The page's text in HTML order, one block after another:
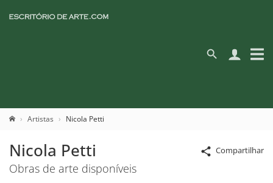
Artistas Nicola Petti
Compartilhar
Nicola Petti
Obras de arte disponíveis